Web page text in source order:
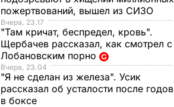
пожертвований, вышел из СИЗО
Вчера, 23.17
"Там кричат, беспредел, кровь".
Щербачев рассказал, как смотрел с
Лобановским порно
Вчера, 23.04
"Я не сделан из железа". Усик
рассказал об усталости после годов
в боксе